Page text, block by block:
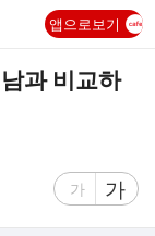
앱으로보기
과 비교하
글
가
글
자
가